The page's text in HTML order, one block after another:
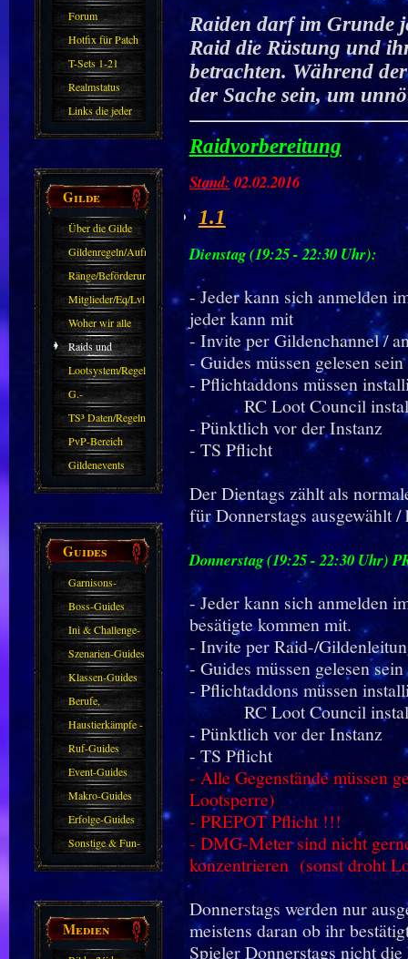
Forum
Hotfix für Patch
11.X
T-Sets 1-21
Realmstatus
Links die jeder
kennen sollte?!
Gilde
Über die Gilde
(DAW)
Gildenregeln/Aufnahme
Ränge/Beförderungen
Mitglieder/Eq/Lvl
Woher wir alle
kommen.
Raids und
Zubehör
Lootsystem/Regeln
G.-
Sparkasse/Goldleihen
TS³ Daten/Regeln
PvP-Bereich
Gildenevents
Guides
Garnisons-
Guides
Boss-Guides
Ini & Challenge-
Guides
Szenarien-Guides
Klassen-Guides
Berufe,
Farmkarten und
Haustiere
Haustierkämpfe -
Guide
Ruf-Guides
Event-Guides
Makro-Guides
Erfolge-Guides
Sonstige & Fun-
Guides
Medien
Raiden darf im Grunde
Raid die Rüstung und
betrachten. Während
der Sache sein, um
Raidvorbereitung
Stand: 02.02.2016
1.1
Dienstag (19:25 - 22:30 Uhr):
- Jeder kann sich anmelden
jeder kann mit
- Invite per Gildenchannel /
- Guides müssen gelesen
- Pflichtaddons müssen
RC Loot Council
- Pünktlich vor der Instanz
- TS Pflicht
Der Dientags zählt als
für Donnerstags ausgewählt
Donnerstag (19:25 - 22:30 Uhr)
- Jeder kann sich anmelden
besätigte kommen mit.
- Invite per Raid-/
- Guides müssen gelesen
- Pflichtaddons müssen
RC Loot Council
- Pünktlich vor der Instanz
- TS Pflicht
- Alle Gegenstände müssen
Lootsperre)
- PREPOT Pflicht !!!
- DMG-Meter sind nicht
konzentrieren (sonst droht
Donnerstags werden nur
meistens daran ob ihr
Spieler Donnerstags nicht